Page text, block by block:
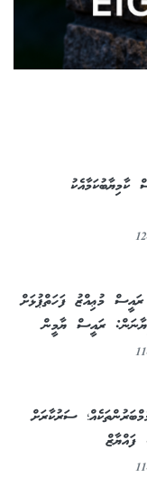
ކާމިޔާބުކަމާއެކު
ރައީސް މުޢިއްޒު ފަހަތްޕުޅަށް
ރައީސް ޔާމީން
ސަރުކާރަށް
ފައްޔާޒް